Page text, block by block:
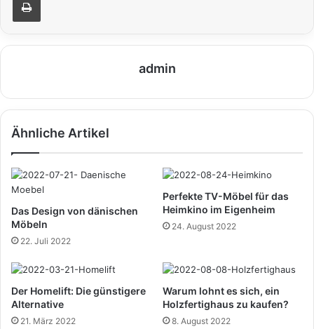
admin
Ähnliche Artikel
Das Design von dänischen
Möbeln
22. Juli 2022
Perfekte TV-Möbel für das
Heimkino im Eigenheim
24. August 2022
Der Homelift: Die günstigere
Alternative
21. März 2022
Warum lohnt es sich, ein
Holzfertighaus zu kaufen?
8. August 2022